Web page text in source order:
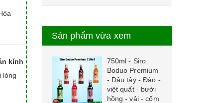
kính
lòng
Sản phẩm vừa xem
750ml - Siro
Boduo Premium
- Dâu tây - Đào -
việt quất - bưởi
hồng - vải - cốm